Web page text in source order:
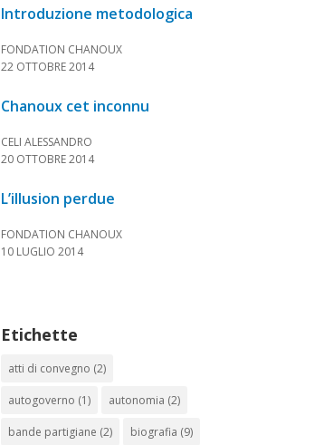
Introduzione metodologica
FONDATION CHANOUX
22 OTTOBRE 2014
Chanoux cet inconnu
CELI ALESSANDRO
20 OTTOBRE 2014
L’illusion perdue
FONDATION CHANOUX
10 LUGLIO 2014
Etichette
atti di convegno (2)
autogoverno (1) autonomia (2)
bande partigiane (2) biografia (9)